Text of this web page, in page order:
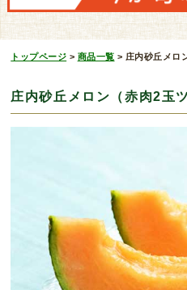
トップページ > 商品一覧 > 庄内砂丘メロ
庄内砂丘メロン（赤肉2玉